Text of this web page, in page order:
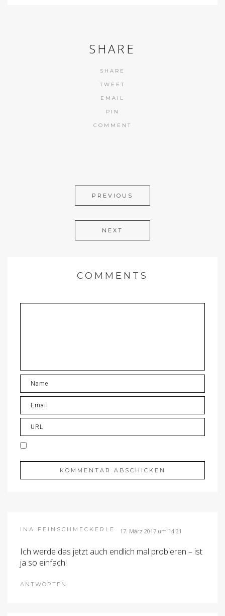
SHARE
SHARE
TWEET
EMAIL
PIN
COMMENT
PREVIOUS
NEXT
COMMENTS
INA FEINSCHMECKERLE 17. März 2017 um 14:31
Ich werde das jetzt auch endlich mal probieren – ist
ja so einfach!
ANTWORTEN